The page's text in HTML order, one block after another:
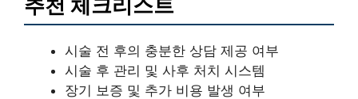
시술 전 후의 충분한 상담 제공 여부
시술 후 관리 및 사후 처치 시스템
장기 보증 및 추가 비용 발생 여부